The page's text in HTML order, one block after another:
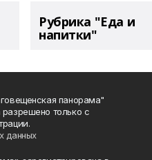
Рубрика "Еда и
напитки"
панорама"
только с
данных